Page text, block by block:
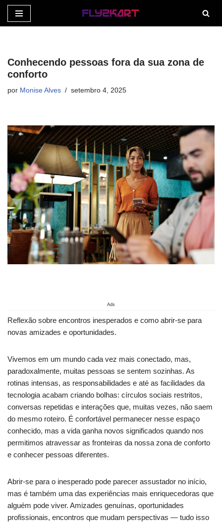
Pular
conteúdo
Conhecendo pessoas fora da sua zona de
conforto
por Monise Alves setembro 4, 2025
Ads
Reflexão sobre encontros inesperados e como abrir-se para
novas amizades e oportunidades.
Vivemos em um mundo cada vez mais conectado, mas,
paradoxalmente, muitas pessoas se sentem sozinhas. As
rotinas intensas, as responsabilidades e até as facilidades da
tecnologia acabam criando bolhas: círculos sociais restritos,
conversas repetidas e interações que, muitas vezes, não saem
do mesmo roteiro. É confortável permanecer nesse espaço
conhecido, mas a vida ganha novos significados quando nos
permitimos atravessar as fronteiras da nossa zona de conforto
e conhecer pessoas diferentes.
Abrir-se para o inesperado pode parecer assustador no início,
mas é também uma das experiências mais enriquecedoras que
alguém pode viver. Amizades genuínas, oportunidades
profissionais, encontros que mudam perspectivas — tudo isso